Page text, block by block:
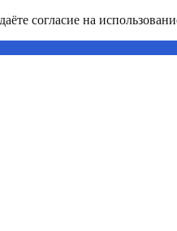
согласие на